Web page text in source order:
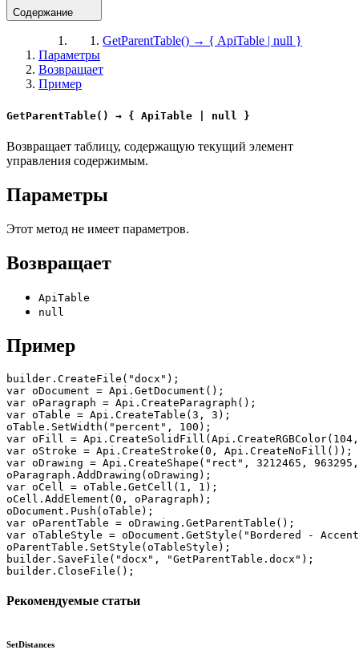
Содержание
GetParentTable() → { ApiTable | null }
Параметры
Возвращает
Пример
GetParentTable() → { ApiTable | null }
Возвращает таблицу, содержащую текущий элемент
управления содержимым.
Параметры
Этот метод не имеет параметров.
Возвращает
ApiTable
null
Пример
builder.CreateFile("docx");
var oDocument = Api.GetDocument();
var oParagraph = Api.CreateParagraph();
var oTable = Api.CreateTable(3, 3);
oTable.SetWidth("percent", 100);
var oFill =
var oStroke = Api.CreateStroke(0, Api.CreateNoFill());
var oDrawing = Api.CreateShape("rect", 3212465,
oParagraph.AddDrawing(oDrawing);
var oCell = oTable.GetCell(1, 1);
oCell.AddElement(0, oParagraph);
oDocument.Push(oTable);
var oParentTable = oDrawing.GetParentTable();
var oTableStyle = oDocument.GetStyle("Bordered -
oParentTable.SetStyle(oTableStyle);
builder.SaveFile("docx", "GetParentTable.docx");
builder.CloseFile();
Рекомендуемые статьи
SetDistances